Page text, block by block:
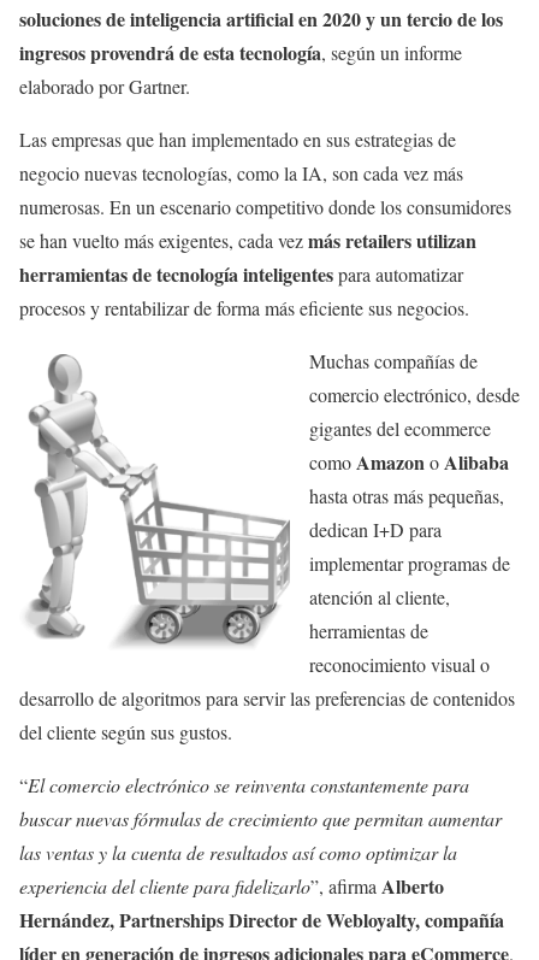
soluciones de inteligencia artificial en 2020 y un tercio de los
ingresos provendrá de esta tecnología, según un informe
elaborado por Gartner.
Las empresas que han implementado en sus estrategias de
negocio nuevas tecnologías, como la IA, son cada vez más
numerosas. En un escenario competitivo donde los consumidores
se han vuelto más exigentes, cada vezmás retailers utilizan
herramientas de tecnología inteligentespara automatizar
procesos y rentabilizar de forma más eficiente sus negocios.
Muchas compañías de
comercio electrónico, desde
gigantes del ecommerce
comoAmazonoAlibaba
hasta otras más pequeñas,
dedican I+D para
implementar programas de
atención al cliente,
herramientas de
reconocimiento visual o
desarrollo de algoritmos para servir las preferencias de contenidos
del cliente según sus gustos.
“El comercio electrónico se reinventa constantemente para
buscar nuevas fórmulas de crecimiento que permitan aumentar
las ventas y la cuenta de resultados así como optimizar la
experiencia del cliente para fidelizarlo”, afirma Alberto
Hernández, Partnerships Director deWebloyalty, compañía
líder en generación de ingresos adicionales para eCommerce.